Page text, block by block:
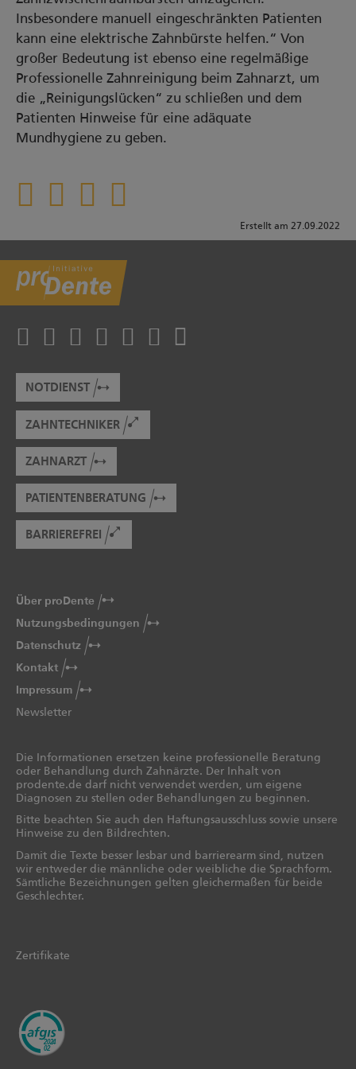
Insbesondere manuell eingeschränkten Patienten
kann eine elektrische Zahnbürste helfen.“ Von
großer Bedeutung ist ebenso eine regelmäßige
Professionelle Zahnreinigung beim Zahnarzt, um
die „Reinigungslücken“ zu schließen und dem
Patienten Hinweise für eine adäquate
Mundhygiene zu geben.
Erstellt am 27.09.2022
NOTDIENST
ZAHNTECHNIKER
ZAHNARZT
PATIENTENBERATUNG
BARRIEREFREI
Über proDente
Nutzungsbedingungen
Datenschutz
Kontakt
Impressum
Newsletter
Die Informationen ersetzen keine professionelle Beratung
oder Behandlung durch Zahnärzte. Der Inhalt von
prodente.de darf nicht verwendet werden, um eigene
Diagnosen zu stellen oder Behandlungen zu beginnen.
Bitte beachten Sie auch den Haftungsausschluss sowie unsere
Hinweise zu den Bildrechten.
Damit die Texte besser lesbar und barrierearm sind, nutzen
wir entweder die männliche oder weibliche die Sprachform.
Sämtliche Bezeichnungen gelten gleichermaßen für beide
Geschlechter.
Zertifikate